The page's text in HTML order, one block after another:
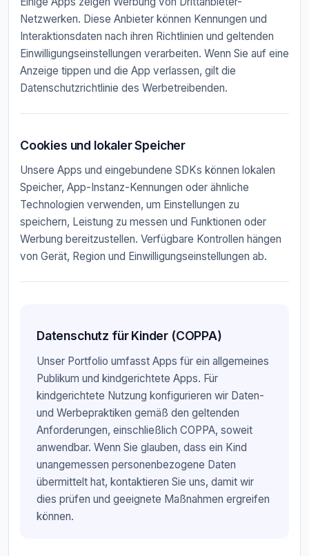
Netzwerken. Diese Anbieter können Kennungen und
Interaktionsdaten nach ihren Richtlinien und geltenden
Einwilligungseinstellungen verarbeiten. Wenn Sie auf eine
Anzeige tippen und die App verlassen, gilt die
Datenschutzrichtlinie des Werbetreibenden.
Cookies und lokaler Speicher
Unsere Apps und eingebundene SDKs können lokalen
Speicher, App-Instanz-Kennungen oder ähnliche
Technologien verwenden, um Einstellungen zu
speichern, Leistung zu messen und Funktionen oder
Werbung bereitzustellen. Verfügbare Kontrollen hängen
von Gerät, Region und Einwilligungseinstellungen ab.
Datenschutz für Kinder (COPPA)
Unser Portfolio umfasst Apps für ein allgemeines
Publikum und kindgerichtete Apps. Für
kindgerichtete Nutzung konfigurieren wir Daten-
und Werbepraktiken gemäß den geltenden
Anforderungen, einschließlich COPPA, soweit
anwendbar. Wenn Sie glauben, dass ein Kind
unangemessen personenbezogene Daten
übermittelt hat, kontaktieren Sie uns, damit wir
dies prüfen und geeignete Maßnahmen ergreifen
können.